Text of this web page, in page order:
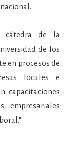
cátedra de la
de los
en procesos de
locales e
capacitaciones
empresariales